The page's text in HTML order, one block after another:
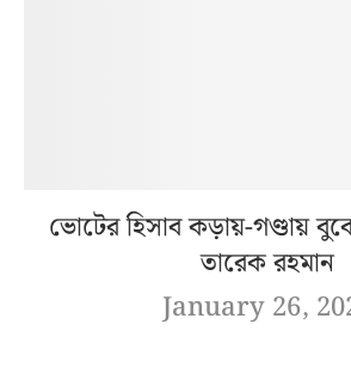
ভোটের হিসাব কড়ায়-গণ্ডায়
তারেক রহমান
January 26,